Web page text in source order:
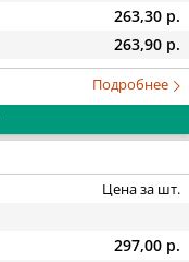
263,30 р.
263,90 р.
Подробнее
Цена за шт.
297,00 р.